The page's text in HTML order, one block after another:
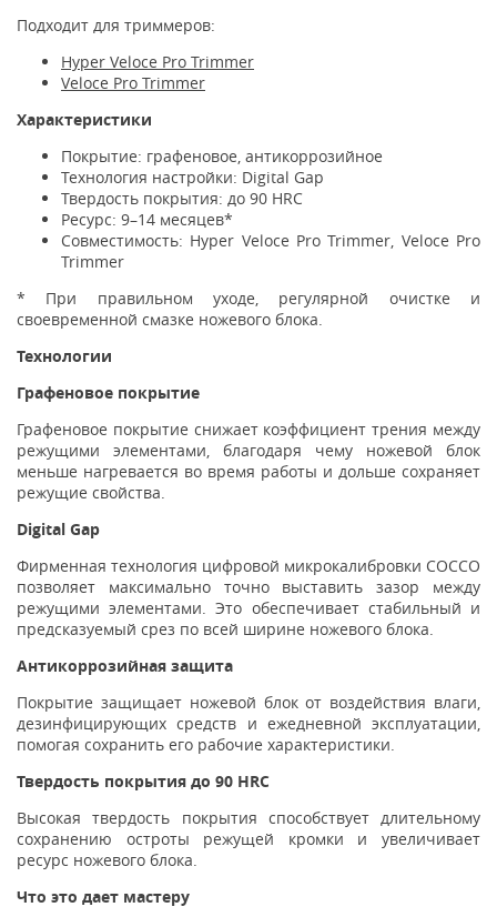
Подходит для триммеров:
Hyper Veloce Pro Trimmer
Veloce Pro Trimmer
Характеристики
Покрытие: графеновое, антикоррозийное
Технология настройки: Digital Gap
Твердость покрытия: до 90 HRC
Ресурс: 9–14 месяцев*
Совместимость: Hyper Veloce Pro Trimmer, Veloce Pro
Trimmer
* При правильном уходе, регулярной очистке и
своевременной смазке ножевого блока.
Технологии
Графеновое покрытие
Графеновое покрытие снижает коэффициент трения между
режущими элементами, благодаря чему ножевой блок
меньше нагревается во время работы и дольше сохраняет
режущие свойства.
Digital Gap
Фирменная технология цифровой микрокалибровки COCCO
позволяет максимально точно выставить зазор между
режущими элементами. Это обеспечивает стабильный и
предсказуемый срез по всей ширине ножевого блока.
Антикоррозийная защита
Покрытие защищает ножевой блок от воздействия влаги,
дезинфицирующих средств и ежедневной эксплуатации,
помогая сохранить его рабочие характеристики.
Твердость покрытия до 90 HRC
Высокая твердость покрытия способствует длительному
сохранению остроты режущей кромки и увеличивает
ресурс ножевого блока.
Что это дает мастеру